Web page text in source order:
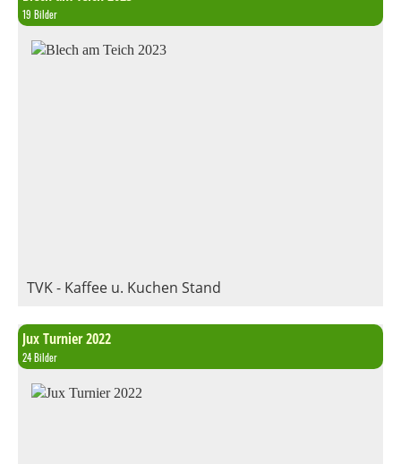
19 Bilder
TVK - Kaffee u. Kuchen Stand
Jux Turnier 2022
24 Bilder